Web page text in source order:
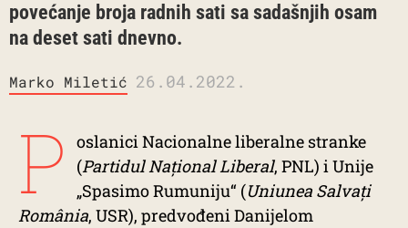
povećanje broja radnih sati sa sadašnjih osam
na deset sati dnevno.
Marko Miletić 26.04.2022.
P
oslanici Nacionalne liberalne stranke
(Partidul Național Liberal, PNL) i Unije
„Spasimo Rumuniju“ (Uniunea Salvați
România, USR), predvođeni Danijelom